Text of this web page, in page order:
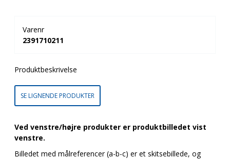
Varenr
2391710211
Produktbeskrivelse
SE LIGNENDE PRODUKTER
Ved venstre/højre produkter er produktbilledet vist
venstre.
Billedet med målreferencer (a-b-c) er et skitsebillede, og